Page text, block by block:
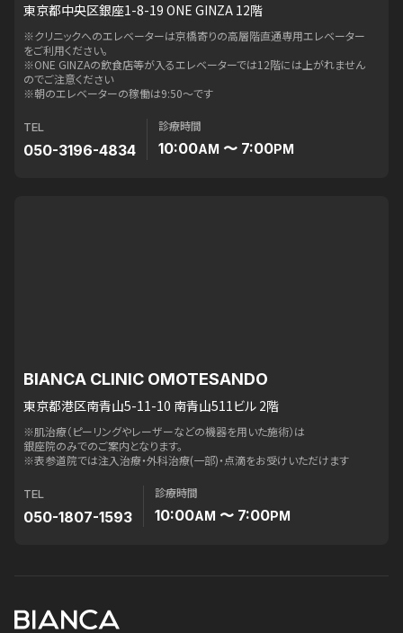
東京都中央区銀座1-8-19 ONE GINZA 12階
※クリニックへのエレベーターは京橋寄りの高層階直通専用エレベーター
をご利用ください。
※ONE GINZAの飲食店等が入るエレベーターでは12階には上がれません
のでご注意ください
※朝のエレベーターの稼働は9:50〜です
TEL
050-3196-4834
診療時間
10:00AM 〜 7:00PM
BIANCA CLINIC OMOTESANDO
東京都港区南青山5-11-10 南青山511ビル 2階
※肌治療（ピーリングやレーザーなどの機器を用いた施術）は
銀座院のみでのご案内となります。
※表参道院では注入治療・外科治療(一部)・点滴をお受けいただけます
TEL
050-1807-1593
診療時間
10:00AM 〜 7:00PM